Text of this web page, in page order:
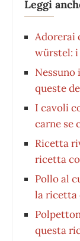
Leggi
Adorerai
würstel:
Nessuno
queste
I cavoli
carne se
Ricetta
ricetta
Pollo al
la ricetta
questa